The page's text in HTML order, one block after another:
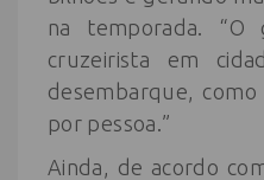
na temporada.
cruzeirista em
desembarque,
por pessoa.”
Ainda, de acordo